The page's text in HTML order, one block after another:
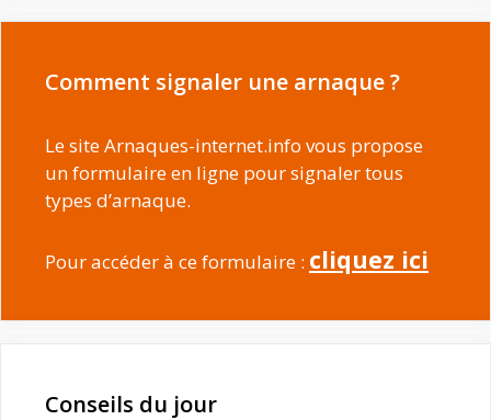
Comment signaler une arnaque ?
Le site Arnaques-internet.info vous propose
un formulaire en ligne pour signaler tous
types d’arnaque.
Pour accéder à ce formulaire : cliquez ici
Conseils du jour